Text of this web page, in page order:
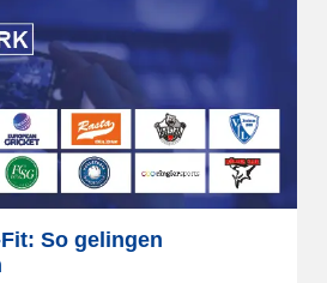
So gelingen